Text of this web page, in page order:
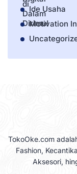
Ide Usaha
Motivation
TokoOke.com
Fashion,
Aksesori,